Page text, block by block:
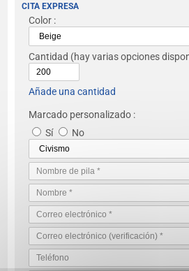
CITA EXPRESA
Color :
Cantidad (hay varias opciones
Añade una cantidad
Marcado personalizado :
Sí
No